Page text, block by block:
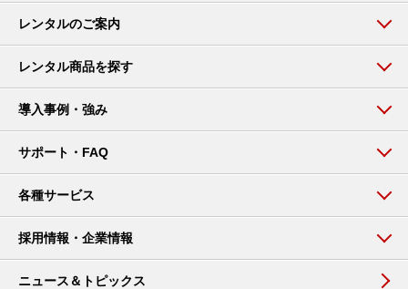
レンタルのご案内
レンタル商品を探す
導入事例・強み
サポート・FAQ
各種サービス
採用情報・企業情報
ニュース＆トピックス